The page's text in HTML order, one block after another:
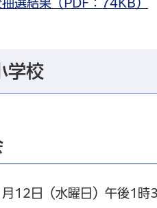
選結果（PDF：74KB）
学校
12日（水曜日）午後1時